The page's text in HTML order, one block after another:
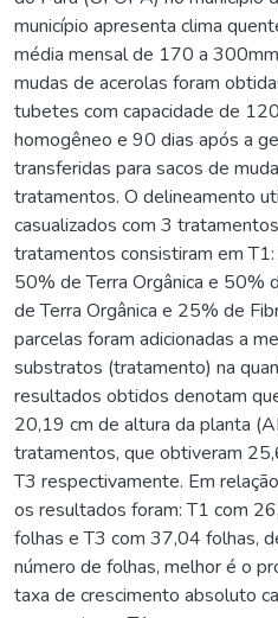
município apresenta clima
média mensal de 170 a
mudas de acerolas foram
tubetes com capacidade de
homogêneo e 90 dias após a
transferidas para sacos de
tratamentos. O delineamento
casualizados com 3
tratamentos consistiram em
50% de Terra Orgânica e 50%
de Terra Orgânica e 25% de
parcelas foram adicionadas a
substratos (tratamento) na
resultados obtidos denotam
20,19 cm de altura da planta
tratamentos, que obtiveram
T3 respectivamente. Em
os resultados foram: T1 com
folhas e T3 com 37,04 folhas,
número de folhas, melhor é o
taxa de crescimento absoluto